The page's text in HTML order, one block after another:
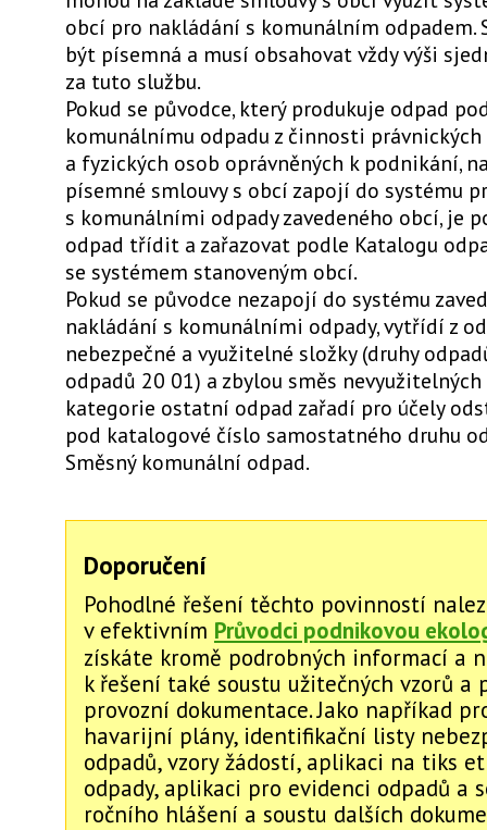
obcí pro nakládání s komunálním odpadem.
být písemná a musí obsahovat vždy výši
za tuto službu.
Pokud se původce, který produkuje odpad
komunálnímu odpadu z činnosti právnických
a fyzických osob oprávněných k podnikání,
písemné smlouvy s obcí zapojí do systému
s komunálními odpady zavedeného obcí, je
odpad třídit a zařazovat podle Katalogu
se systémem stanoveným obcí.
Pokud se původce nezapojí do systému
nakládání s komunálními odpady, vytřídí z
nebezpečné a využitelné složky (druhy
odpadů 20 01) a zbylou směs
kategorie ostatní odpad zařadí pro účely
pod katalogové číslo samostatného druhu
Směsný komunální odpad.
Doporučení
Pohodlné řešení těchto povinností
v efektivním Průvodci podnikovou
získáte kromě podrobných informací a
k řešení také soustu užitečných vzorů a
provozní dokumentace. Jako napříkad
havarijní plány, identifikační listy
odpadů, vzory žádostí, aplikaci na tiks
odpady, aplikaci pro evidenci odpadů a
ročního hlášení a soustu dalších